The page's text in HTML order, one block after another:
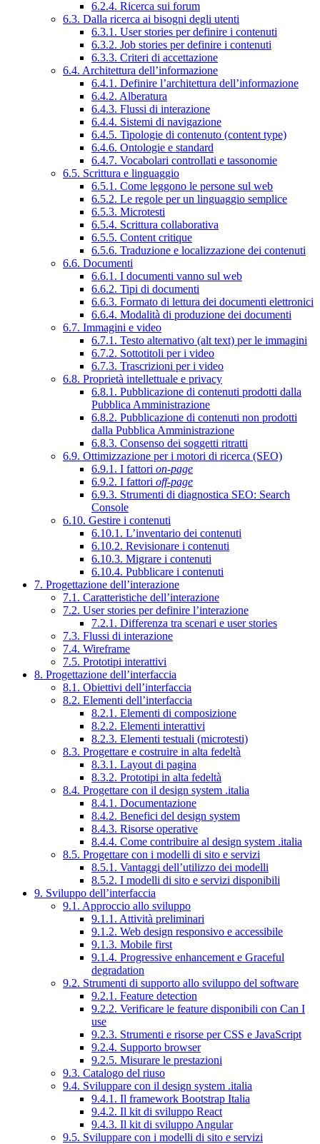
6.2.4. Ricerca sui forum
6.3. Dalla ricerca ai bisogni degli utenti
6.3.1. User stories per definire i contenuti
6.3.2. Job stories per definire i contenuti
6.3.3. Criteri di accettazione
6.4. Architettura dell’informazione
6.4.1. Definire l’architettura dell’informazione
6.4.2. Alberatura
6.4.3. Flussi di interazione
6.4.4. Sistemi di navigazione
6.4.5. Tipologie di contenuto (content type)
6.4.6. Ontologie e standard
6.4.7. Vocabolari controllati e tassonomie
6.5. Scrittura e linguaggio
6.5.1. Come leggono le persone sul web
6.5.2. Le regole per un linguaggio semplice
6.5.3. Microtesti
6.5.4. Scrittura collaborativa
6.5.5. Content critique
6.5.6. Traduzione e localizzazione dei contenuti
6.6. Documenti
6.6.1. I documenti vanno sul web
6.6.2. Tipi di documenti
6.6.3. Formato di lettura dei documenti elettronici
6.6.4. Modalità di produzione dei documenti
6.7. Immagini e video
6.7.1. Testo alternativo (alt text) per le immagini
6.7.2. Sottotitoli per i video
6.7.3. Trascrizioni per i video
6.8. Proprietà intellettuale e privacy
6.8.1. Pubblicazione di contenuti prodotti dalla
Pubblica Amministrazione
6.8.2. Pubblicazione di contenuti non prodotti
dalla Pubblica Amministrazione
6.8.3. Consenso dei soggetti ritratti
6.9. Ottimizzazione per i motori di ricerca (SEO)
6.9.1. I fattori on-page
6.9.2. I fattori off-page
6.9.3. Strumenti di diagnostica SEO: Search
Console
6.10. Gestire i contenuti
6.10.1. L’inventario dei contenuti
6.10.2. Revisionare i contenuti
6.10.3. Migrare i contenuti
6.10.4. Pubblicare i contenuti
7. Progettazione dell’interazione
7.1. Caratteristiche dell’interazione
7.2. User stories per definire l’interazione
7.2.1. Differenza tra scenari e user stories
7.3. Flussi di interazione
7.4. Wireframe
7.5. Prototipi interattivi
8. Progettazione dell’interfaccia
8.1. Obiettivi dell’interfaccia
8.2. Elementi dell’interfaccia
8.2.1. Elementi di composizione
8.2.2. Elementi interattivi
8.2.3. Elementi testuali (microtesti)
8.3. Progettare e costruire in alta fedeltà
8.3.1. Layout di pagina
8.3.2. Prototipi in alta fedeltà
8.4. Progettare con il design system .italia
8.4.1. Documentazione
8.4.2. Benefici del design system
8.4.3. Risorse operative
8.4.4. Come contribuire al design system .italia
8.5. Progettare con i modelli di sito e servizi
8.5.1. Vantaggi dell’utilizzo dei modelli
8.5.2. I modelli di sito e servizi disponibili
9. Sviluppo dell’interfaccia
9.1. Approccio allo sviluppo
9.1.1. Attività preliminari
9.1.2. Web design responsivo e accessibile
9.1.3. Mobile first
9.1.4. Progressive enhancement e Graceful
degradation
9.2. Strumenti di supporto allo sviluppo del software
9.2.1. Feature detection
9.2.2. Verificare le feature disponibili con Can I
use
9.2.3. Strumenti e risorse per CSS e JavaScript
9.2.4. Supporto browser
9.2.5. Misurare le prestazioni
9.3. Catalogo del riuso
9.4. Sviluppare con il design system .italia
9.4.1. Il framework Bootstrap Italia
9.4.2. Il kit di sviluppo React
9.4.3. Il kit di sviluppo Angular
9.5. Sviluppare con i modelli di sito e servizi